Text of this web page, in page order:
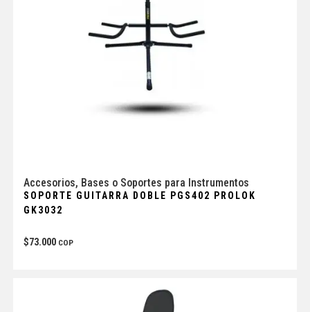
Accesorios, Bases o Soportes para Instrumentos
SOPORTE GUITARRA DOBLE PGS402 PROLOK
GK3032
$73.000 COP